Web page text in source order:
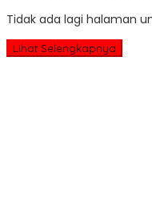
Tidak ada lagi halaman
Lihat Selengkapnya